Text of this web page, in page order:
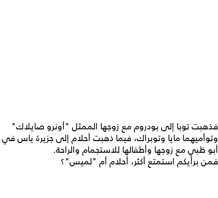
فذهبت توبا إلى بودروم مع زوجها الممثل "أونرو صايلاك"
وتوأميهما مايا وتوبراك، فيما ذهبت أحلام إلى جزيرة ياس في
أبو ظبي مع زوجها وأطفالها للاستجمام والراحة.
فمن برأيكم استمتع أكثر، أحلام أم "لميس"؟